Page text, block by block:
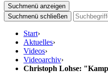
Suchmenü anzeigen
Suchmenü schließen
Start›
Aktuelles›
Videos›
Videoarchiv›
Christoph Lohse: